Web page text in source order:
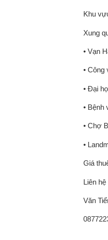
Khu
Xung
• Vạn
• Công
• Đại
• Bệnh
• Chợ
•
Giá
Liên hệ
Văn